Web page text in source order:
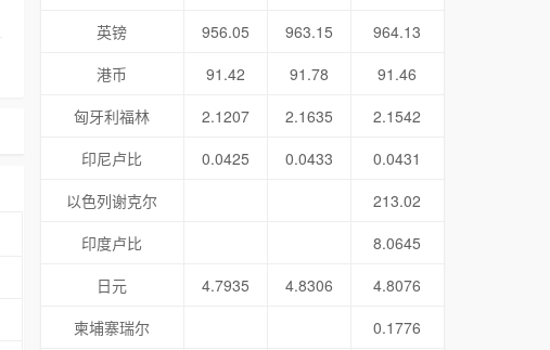
英镑
956.05 963.15
964.13
港币
91.42 91.78
91.46
匈牙利福林
2.1207 2.1635
2.1542
印尼卢比
0.0425 0.0433
0.0431
以色列谢克尔
213.02
印度卢比
8.0645
日元
4.7935 4.8306
4.8076
柬埔寨瑞尔
0.1776